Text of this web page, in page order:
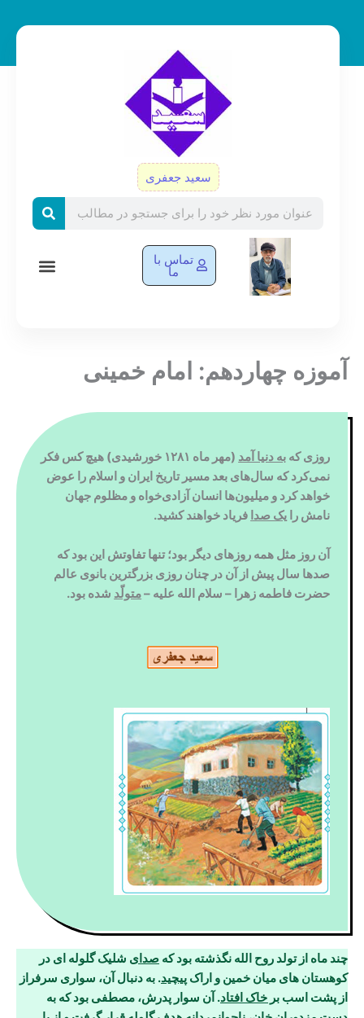
سعید جعفری
تماس با
ما
آموزه چهاردهم: امام خمینی
روزی که به دنیا آمد
(مهر ماه ۱۲۸۱ خورشیدی) هیچ کس فکر
نمی‌کرد که سال‌های بعد مسیر تاریخ ایران و اسلام را عوض
خواهد کرد و میلیون‌ها انسان آزادی‌خواه و مظلوم جهان
نامش را یک صدا فریاد خواهند کشید.
آن روز مثل همه روزهای دیگر بود؛ تنها تفاوتش این بود که
صدها سال پیش از آن در چنان روزی بزرگترین بانوی عالم
حضرت فاطمه زهرا – سلام الله علیه –متولّد شده بود.
چند ماه از تولد روح الله نگذشته بود که صدای شلیک گلوله ای در
کوهستان های میان خمین و اراک پیچید. به دنبال آن، سواری سرفراز
از پشت اسب بر خاک افتاد. آن سوار پدرش، مصطفی بود که به